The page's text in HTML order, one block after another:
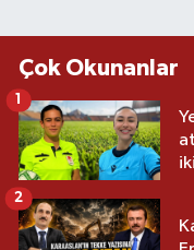
Çok Okunanlar
1
2